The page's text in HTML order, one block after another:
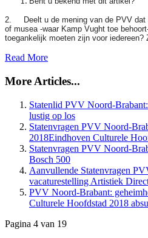
2. Deelt u de mening van de PVV dat
of musea -waar Kamp Vught toe
toegankelijk moeten zijn voor iedereen?
Read More
More Articles...
Statenlid PVV Noord-
lustig op los
Statenvragen PVV Noord-
Statenvragen PVV Noord-
Aanvullende Statenvragen
PVV Noord-Brabant:
Culturele Hoofdstad 2018
Pagina 4 van 19